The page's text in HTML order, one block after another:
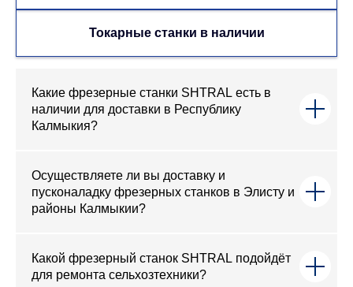
Токарные станки в наличии
Какие фрезерные станки SHTRAL есть в
наличии для доставки в Республику
Калмыкия?
Осуществляете ли вы доставку и
пусконаладку фрезерных станков в Элисту и
районы Калмыкии?
Какой фрезерный станок SHTRAL подойдёт
для ремонта сельхозтехники?